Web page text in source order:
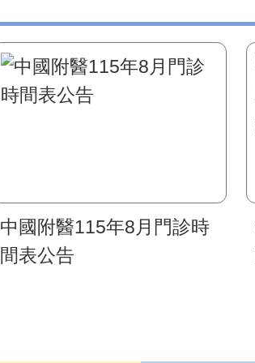
中國附醫115年8月門診時
間表公告